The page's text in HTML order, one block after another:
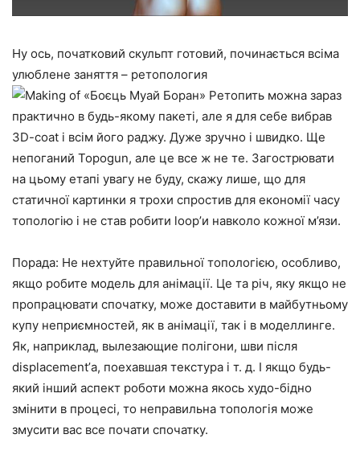
Ну ось, початковий скульпт готовий, починається всіма
улюблене заняття – ретопология
Ретопить можна зараз
практично в будь-якому пакеті, але я для себе вибрав
3D-coat і всім його раджу. Дуже зручно і швидко. Ще
непоганий Topogun, але це все ж не те. Загострювати
на цьому етапі увагу не буду, скажу лише, що для
статичної картинки я трохи спростив для економії часу
топологію і не став робити loop’и навколо кожної м’язи.
Порада: Не нехтуйте правильної топологією, особливо,
якщо робите модель для анімації. Це та річ, яку якщо не
пропрацювати спочатку, може доставити в майбутньому
купу неприємностей, як в анімації, так і в моделлинге.
Як, наприклад, вылезающие полігони, шви після
displacement’а, поехавшая текстура і т. д. І якщо будь-
який інший аспект роботи можна якось худо-бідно
змінити в процесі, то неправильна топологія може
змусити вас все почати спочатку.